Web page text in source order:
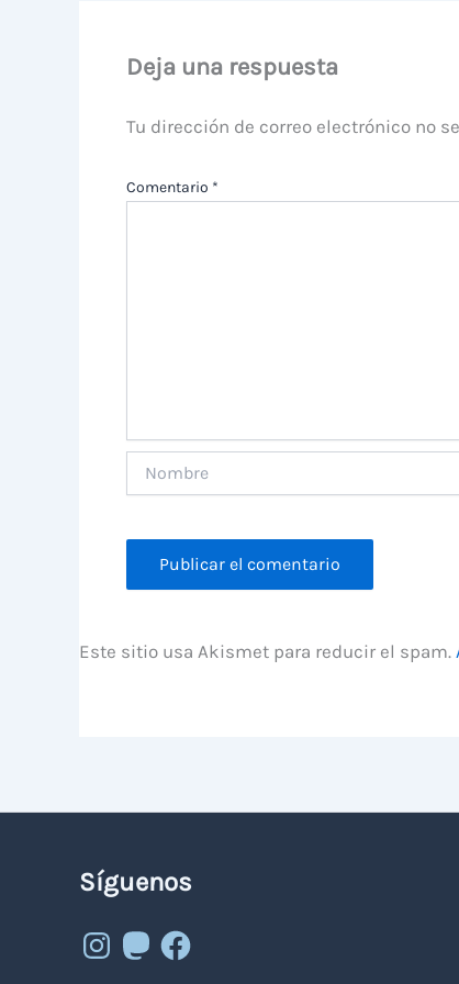
Deja una respuesta
Tu dirección de correo electrónico no
Comentario *
Este sitio usa Akismet para reducir el spam.
Síguenos
Instagram
MastodonFacebook